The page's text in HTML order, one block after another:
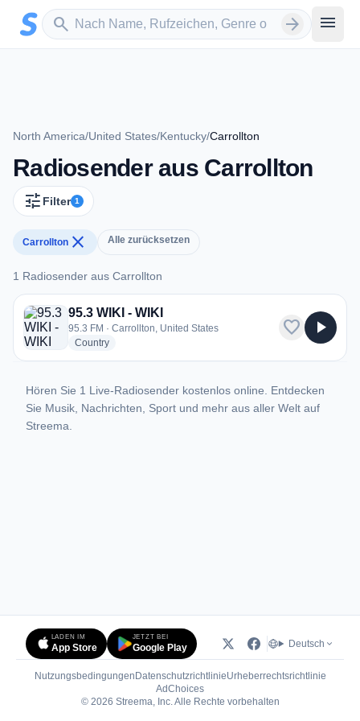
Zum Hauptinhalt springen
search
Sender suchen arrow_forward menu
North America/United States/Kentucky/Carrollton
Radiosender aus Carrollton
tune Filter 1
Carrollton close Alle zurücksetzen
1 Radiosender aus Carrollton
1 Radiosender aus Carrollton
95.3 WIKI - WIKI
95.3 FM · Carrollton, United States
Countryradio stations
favorite play_arrow
Hören Sie 1 Live-Radiosender kostenlos online. Entdecken
Sie Musik, Nachrichten, Sport und mehr aus aller Welt auf
Streema.
LADEN IM
App Store
JETZT BEI
Google Play Deutsch
Nutzungsbedingungen DatenschutzrichtlinieUrheberrechtsrichtlinie
AdChoices(öffnet in neuem Tab)
© 2026 Streema, Inc. Alle Rechte vorbehalten